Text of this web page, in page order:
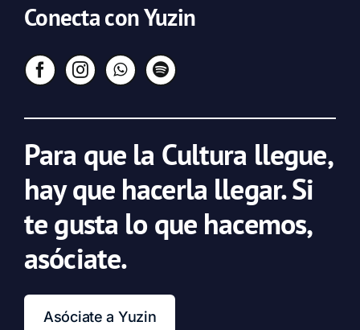
Conecta con Yuzin
Para que la Cultura llegue,
hay que hacerla llegar. Si
te gusta lo que hacemos,
asóciate.
Asóciate a Yuzin